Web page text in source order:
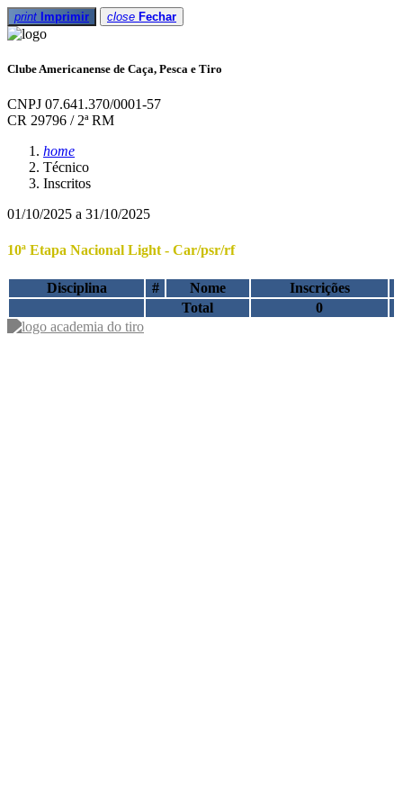
print Imprimir close Fechar
Clube Americanense de Caça, Pesca e Tiro
CNPJ 07.641.370/0001-57
CR 29796 / 2ª RM
home
Técnico
Inscritos
01/10/2025 a 31/10/2025
10ª Etapa Nacional Light - Car/psr/rf
Disciplina # Nome
Inscrições
Total
0